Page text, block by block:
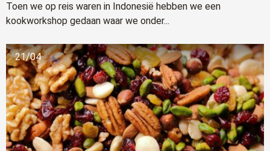
Toen we op reis waren in Indonesië hebben we een
kookworkshop gedaan waar we onder...
21/04